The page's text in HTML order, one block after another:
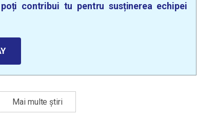
contribui tu pentru susținerea echipei
Mai multe știri